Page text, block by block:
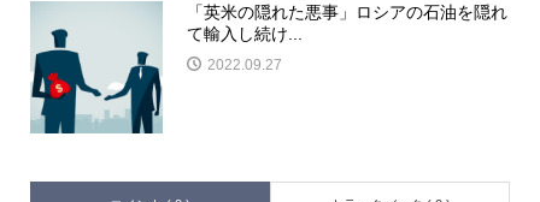
「英米の隠れた悪事」ロシアの石油を隠れ
て輸入し続け...
2022.09.27